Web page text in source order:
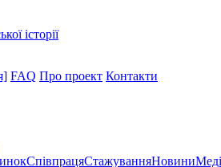
історії
FAQ Про проект Контакти
СпівпрацяСтажуванняНовини